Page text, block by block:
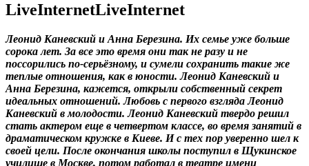
LiveInternetLiveInternet
Леонид Каневский и Анна Березина. Их семье уже больше
сорока лет. За все это время они так не разу и не
поссорились по-серьёзному, и сумели сохранить такие же
теплые отношения, как в юности. Леонид Каневский и
Анна Березина, кажется, открыли собственный секрет
идеальных отношений. Любовь с первого взгляда Леонид
Каневский в молодости. Леонид Каневский твердо решил
стать актером еще в четвертом классе, во время занятий в
драматическом кружке в Киеве. И с тех пор уверенно шел к
своей цели. После окончания школы поступил в Щукинское
училище в Москве, потом работал в театре имени